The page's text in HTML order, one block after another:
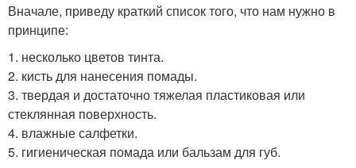
Вначале, приведу краткий список того, что нам нужно в
принципе:
1. несколько цветов тинта.
2. кисть для нанесения помады.
3. твердая и достаточно тяжелая пластиковая или
стеклянная поверхность.
4. влажные салфетки.
5. гигиеническая помада или бальзам для губ.